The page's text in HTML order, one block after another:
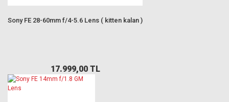
Sony FE 28-60mm f/4-5.6 Lens ( kitten kalan )
17.999,00 TL